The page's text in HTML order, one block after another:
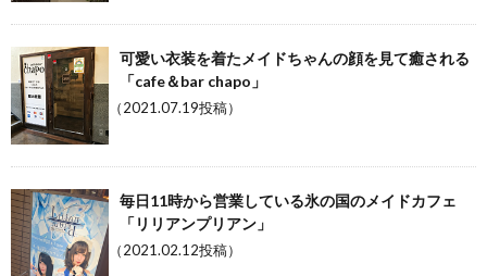
可愛い衣装を着たメイドちゃんの顔を見て癒される
「cafe＆bar chapo」
（2021.07.19投稿）
毎日11時から営業している氷の国のメイドカフェ
「リリアンプリアン」
（2021.02.12投稿）